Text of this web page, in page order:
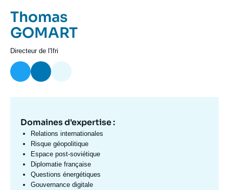
Prénom
de
l'expert
Thomas
Nom
de
l'expert
GOMART
Intitulé
du
poste
Directeur de l'Ifri
Domaine
d'expertises
Fr
Domaines d'expertise :
Relations internationales
Risque géopolitique
Espace post-soviétique
Diplomatie française
Questions énergétiques
Gouvernance digitale